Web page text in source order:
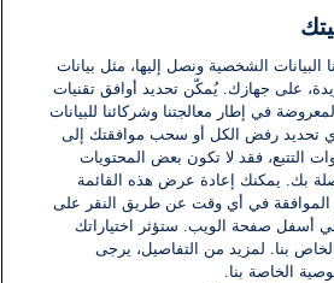
البيانات الشخصية ونصل إليها، مثل بيانات
على جهازك. يُمكّن تحديد أوافق تقنيات
في إطار معالجتنا وشركائنا للبيانات
تحديد رفض الكل أو سحب موافقتك إلى
التتبع، فقد لا تكون بعض المحتويات
صلة بك. يمكنك إعادة عرض هذه القائمة
الموافقة في أي وقت عن طريق النقر على
في أسفل صفحة الويب. ستؤثر اختياراتك
بنا. لمزيد من التفاصيل، يرجى
الخاصة بنا.